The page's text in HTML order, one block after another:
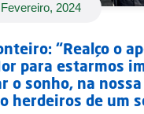
2024
“Realço o
para estarmos
o sonho, na
herdeiros de um